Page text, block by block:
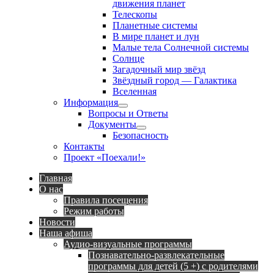
движения планет
Телескопы
Планетные системы
В мире планет и лун
Малые тела Солнечной системы
Солнце
Загадочный мир звёзд
Звёздный город — Галактика
Вселенная
Информация
Show
sub
menu
Вопросы и Ответы
Документы
Show
sub
Безопасность
Контакты
Проект «Поехали!»
Главная
О нас
Правила посещения
Режим работы
Новости
Наша афиша
Аудио-визуальные программы
Познавательно-развлекательные
программы для детей (5 +) с родителями